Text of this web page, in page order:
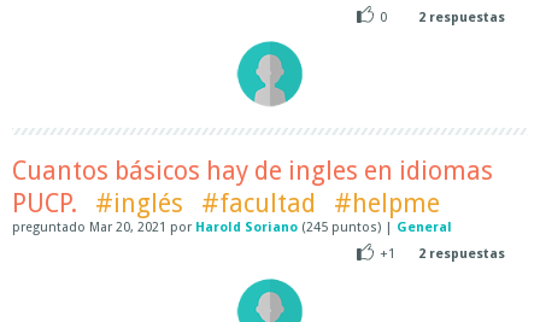
0
2 respuestas
Cuantos básicos hay de ingles en idiomas
PUCP.
#inglés #facultad #helpme
preguntado Mar 20, 2021 por Harold Soriano (245 puntos) | General
+1
2 respuestas